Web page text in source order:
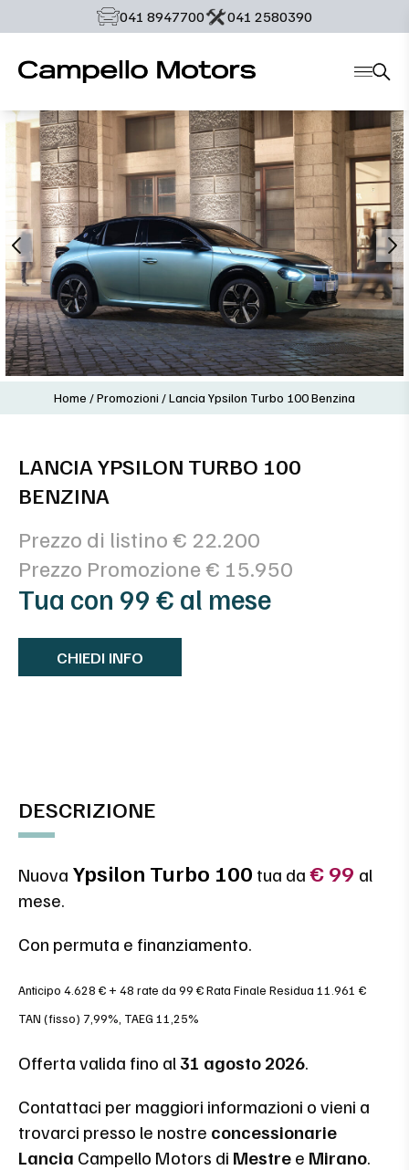
‭041 8947700‬ ‭041 2580390‬
Home /Promozioni /Lancia Ypsilon Turbo 100 Benzina
LANCIA YPSILON TURBO 100
BENZINA
Prezzo di listino € 22.200
Prezzo Promozione € 15.950
Tua con 99 € al mese
CHIEDI INFO
DESCRIZIONE
Nuova Ypsilon Turbo 100 tua da€ 99 al
mese.
Con permuta e finanziamento.
Anticipo 4.628 € + 48 rate da 99 € Rata Finale Residua 11.961 €
TAN (fisso) 7,99%, TAEG 11,25%
Offerta valida fino al31 agosto 2026.
Contattaci per maggiori informazioni o vieni a
trovarci presso le nostre concessionarie
Lancia Campello Motors di Mestree Mirano.